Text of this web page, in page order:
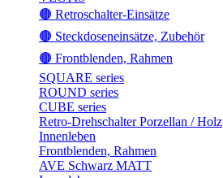
🟤 Retroschalter-Einsätze
🟤 Steckdoseneinsätze, Zubehör
🟤 Frontblenden, Rahmen
SQUARE series
ROUND series
CUBE series
Retro-Drehschalter Porzellan / Holz
Innenleben
Frontblenden, Rahmen
AVE Schwarz MATT